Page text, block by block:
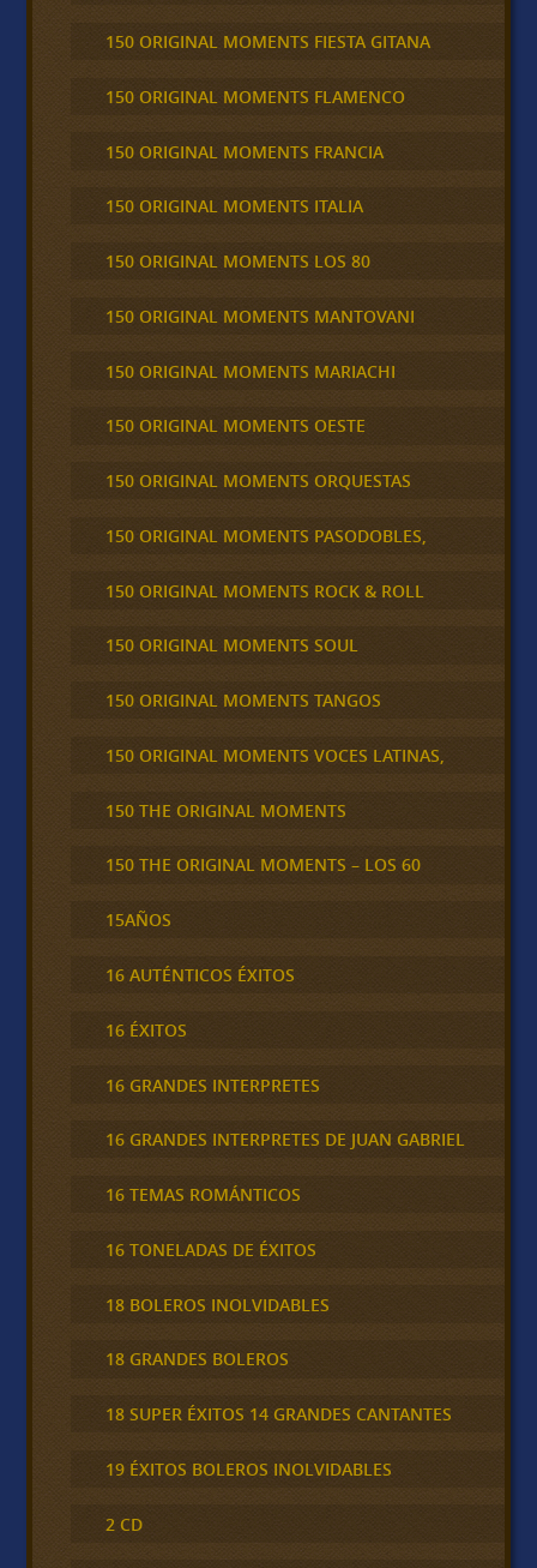
150 ORIGINAL MOMENTS FIESTA GITANA
150 ORIGINAL MOMENTS FLAMENCO
150 ORIGINAL MOMENTS FRANCIA
150 ORIGINAL MOMENTS ITALIA
150 ORIGINAL MOMENTS LOS 80
150 ORIGINAL MOMENTS MANTOVANI
150 ORIGINAL MOMENTS MARIACHI
150 ORIGINAL MOMENTS OESTE
150 ORIGINAL MOMENTS ORQUESTAS
150 ORIGINAL MOMENTS PASODOBLES,
150 ORIGINAL MOMENTS ROCK & ROLL
150 ORIGINAL MOMENTS SOUL
150 ORIGINAL MOMENTS TANGOS
150 ORIGINAL MOMENTS VOCES LATINAS,
150 THE ORIGINAL MOMENTS
150 THE ORIGINAL MOMENTS – LOS 60
15AÑOS
16 AUTÉNTICOS ÉXITOS
16 ÉXITOS
16 GRANDES INTERPRETES
16 GRANDES INTERPRETES DE JUAN GABRIEL
16 TEMAS ROMÁNTICOS
16 TONELADAS DE ÉXITOS
18 BOLEROS INOLVIDABLES
18 GRANDES BOLEROS
18 SUPER ÉXITOS 14 GRANDES CANTANTES
19 ÉXITOS BOLEROS INOLVIDABLES
2 CD